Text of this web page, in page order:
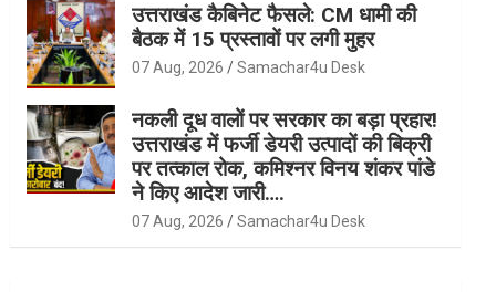
उत्तराखंड कैबिनेट फैसले: CM धामी की
बैठक में 15 प्रस्तावों पर लगी मुहर
07 Aug, 2026 Samachar4u Desk
नकली दूध वालों पर सरकार का बड़ा प्रहार!
उत्तराखंड में फर्जी डेयरी उत्पादों की बिक्री
पर तत्काल रोक, कमिश्नर विनय शंकर पांडे
ने किए आदेश जारी….
07 Aug, 2026 Samachar4u Desk